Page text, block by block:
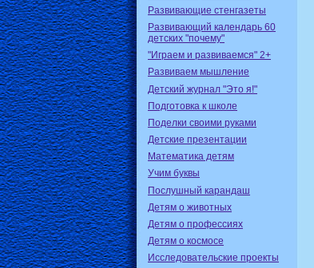
Развивающие стенгазеты
Развивающий календарь 60
детских "почему"
"Играем и развиваемся" 2+
Развиваем мышление
Детский журнал "Это я!"
Подготовка к школе
Поделки своими руками
Детские презентации
Математика детям
Учим буквы
Послушный карандаш
Детям о животных
Детям о профессиях
Детям о космосе
Исследовательские проекты